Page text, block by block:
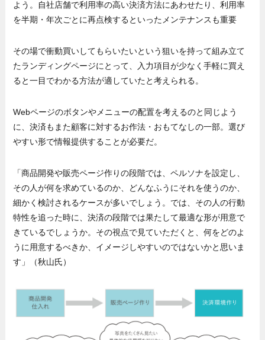
よう。自社店舗で利用率の高い決済方法にあわせたり、利用率
を半期・年次ごとに再点検するといったメンテナンスも重要
その場で衝動買いしてもらいたいという狙いを持って組み立て
たランディングページにとって、入力項目が少なく手軽に買え
ると一目でわかる方法が適していたと考えられる。
Webページのボタンやメニューの配置を考えるのと同じよう
に、決済もまた顧客に対するお作法・おもてなしの一部。選び
やすい形で情報提供することが必要だ。
「商品開発や販売ページ作りの段階では、ペルソナを設定し、
その人が何を求めているのか、どんなふうにそれを使うのか、
細かく検討されるケースが多いでしょう。では、その人の行動
特性を追った時に、決済の段階では果たして最適な形が用意で
きているでしょうか。その視点で見ていただくと、何をどのよ
うに用意するべきか、イメージしやすいのではないかと思いま
す」（秋山氏）